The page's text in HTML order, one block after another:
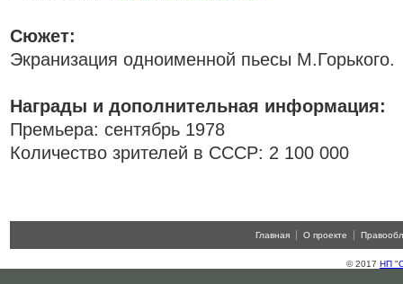
Сюжет:
Экранизация одноименной пьесы М.Горького.
Награды и дополнительная информация:
Премьера: сентябрь 1978
Количество зрителей в СССР: 2 100 000
Главная О проекте
© 2017 НП